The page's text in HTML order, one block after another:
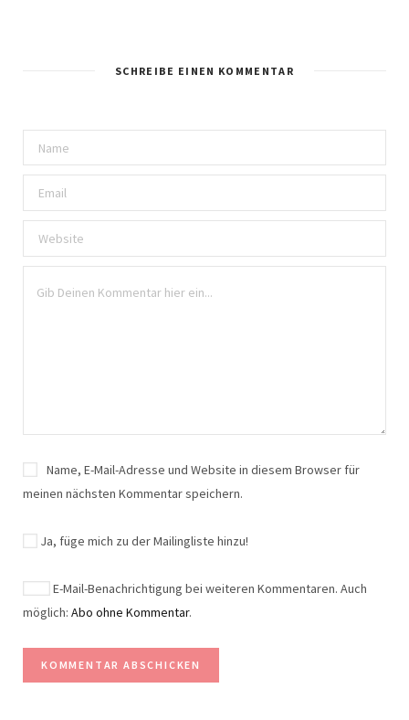
SCHREIBE EINEN KOMMENTAR
Name, E-Mail-Adresse und Website in diesem Browser für
meinen nächsten Kommentar speichern.
Ja, füge mich zu der Mailingliste hinzu!
E-Mail-Benachrichtigung bei weiteren Kommentaren. Auch
möglich: Abo ohne Kommentar.